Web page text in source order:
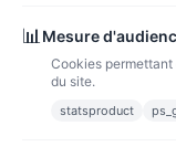
📊 Mesure
Cookies
du site.
statsproduct